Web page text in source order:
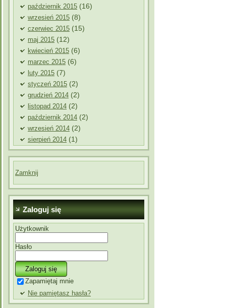
październik 2015 (16)
wrzesień 2015 (8)
czerwiec 2015 (15)
maj 2015 (12)
kwiecień 2015 (6)
marzec 2015 (6)
luty 2015 (7)
styczeń 2015 (2)
grudzień 2014 (2)
listopad 2014 (2)
październik 2014 (2)
wrzesień 2014 (2)
sierpień 2014 (1)
Zamknij
Zaloguj się
Użytkownik
Hasło
Zapamiętaj mnie
Nie pamiętasz hasła?